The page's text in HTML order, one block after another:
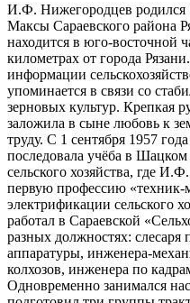
И.Ф. Нижегородцев родился
Максы Сараевского района
находится в юго-восточной
километрах от города
информации
упоминается в связи со
зерновых культур. Крепкая
заложила в сыне любовь к
труду. С 1 сентября 1957
последовала учёба в
сельского хозяйства, где
первую профессию «техник-
электрификации сельского
работал в Сараевской
разных должностях: слесаря
аппаратуры, инженера-
колхозов, инженера по
Одновременно занимался